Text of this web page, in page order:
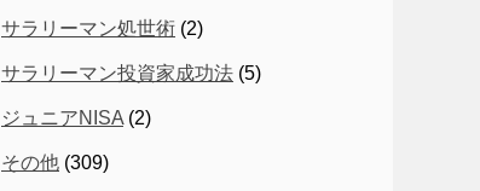
サラリーマン処世術 (2)
サラリーマン投資家成功法 (5)
ジュニアNISA (2)
その他 (309)